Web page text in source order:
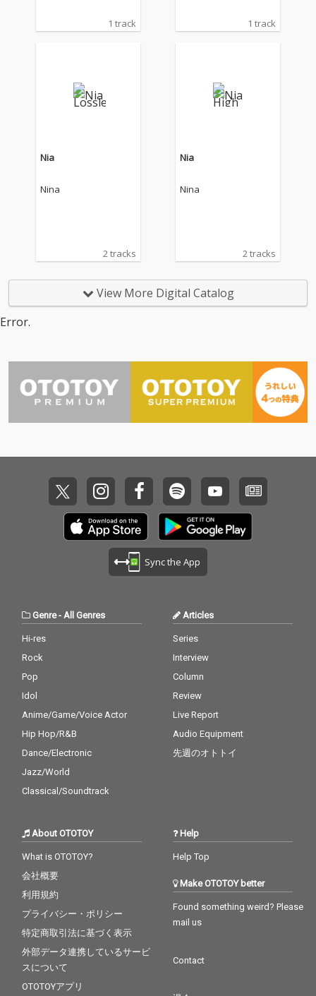
1 track 1 track
Nia
Nina
2 tracks
Nia
Nina
2 tracks
View More Digital Catalog
Error.
Sync the App
Genre- All Genres
Hi-res
Rock
Pop
Idol
Anime/Game/Voice Actor
Hip Hop/R&B
Dance/Electronic
Jazz/World
Classical/Soundtrack
Articles
Series
Interview
Column
Review
Live Report
Audio Equipment
先週のオトトイ
About OTOTOY
What is OTOTOY?
会社概要
利用規約
プライバシー・ポリシー
特定商取引法に基づく表示
外部データ連携しているサービ
スについて
OTOTOYアプリ
Help
Help Top
Make OTOTOY better
Found something weird? Please
mail us
Contact